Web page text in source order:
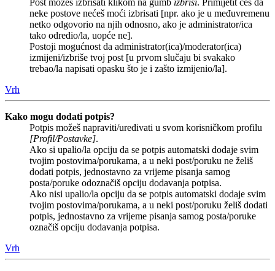
neke postove nećeš moći izbrisati [npr. ako je u međuvremenu
netko odgovorio na njih odnosno, ako je administrator/ica
tako odredio/la, uopće ne].
Postoji mogućnost da administrator(ica)/moderator(ica)
izmijeni/izbriše tvoj post [u prvom slučaju bi svakako
trebao/la napisati opasku što je i zašto izmijenio/la].
Vrh
Kako mogu dodati potpis?
Potpis možeš napraviti/uređivati u svom korisničkom profilu
[Profil/Postavke].
Ako si upalio/la opciju da se potpis automatski dodaje svim
tvojim postovima/porukama, a u neki post/poruku ne želiš
dodati potpis, jednostavno za vrijeme pisanja samog
posta/poruke odoznačiš opciju dodavanja potpisa.
Ako nisi upalio/la opciju da se potpis automatski dodaje svim
tvojim postovima/porukama, a u neki post/poruku želiš dodati
potpis, jednostavno za vrijeme pisanja samog posta/poruke
označiš opciju dodavanja potpisa.
Vrh